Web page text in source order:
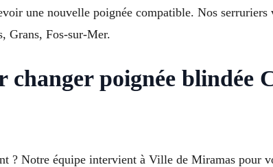
une nouvelle poignée compatible. Nos
Grans, Fos-sur-Mer.
changer poignée blindée
? Notre équipe intervient à Ville de Miramas pour